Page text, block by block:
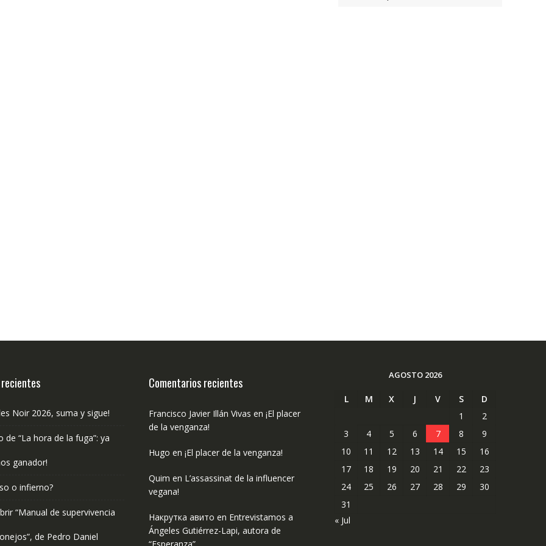
Noir 2026, suma y sigue!
de “La hora de la fuga”: ya
ganador!
o infierno?
“Manual de supervivencia
de Pedro Daniel
Comentarios recientes
Francisco Javier Illán Vivas en ¡El placer
de la venganza!
Hugo en ¡El placer de la venganza!
Quim en L’assassinat de la influencer
vegana!
Накрутка авито en Entrevistamos a
Ángeles Gutiérrez-Lapi, autora de
AGOSTO 2026
L M X J V S
D
1
2
3
4 5 6 7 8
9
10
11 12 13 14 15
16
17
18 19 20 21 22
23
24
25 26 27 28 29
30
31
« Jul